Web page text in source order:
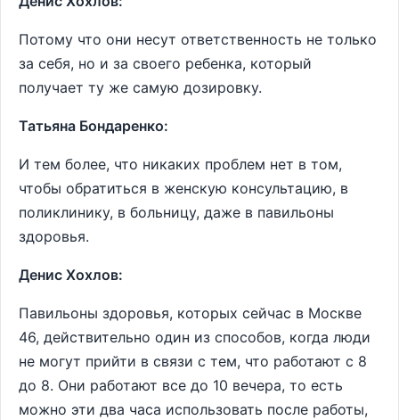
Потому что они несут ответственность не только
за себя, но и за своего ребенка, который
получает ту же самую дозировку.
Татьяна Бондаренко:
И тем более, что никаких проблем нет в том,
чтобы обратиться в женскую консультацию, в
поликлинику, в больницу, даже в павильоны
здоровья.
Денис Хохлов:
Павильоны здоровья, которых сейчас в Москве
46, действительно один из способов, когда люди
не могут прийти в связи с тем, что работают с 8
до 8. Они работают все до 10 вечера, то есть
можно эти два часа использовать после работы,